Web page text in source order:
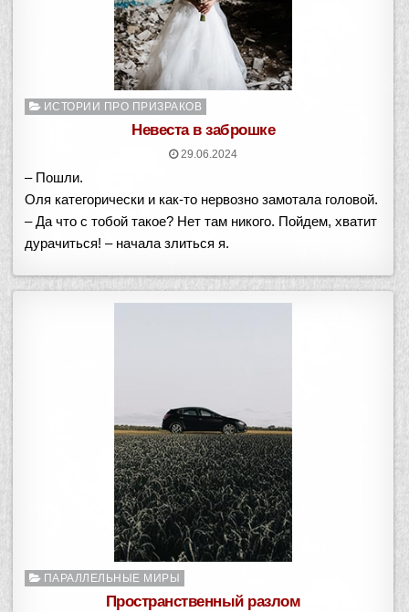
Опубликовано
ИСТОРИИ ПРО ПРИЗРАКОВ
Невеста в заброшке
29.06.2024
– Пошли.
Оля категорически и как-то нервозно замотала головой.
– Да что с тобой такое? Нет там никого. Пойдем, хватит
дурачиться! – начала злиться я.
Опубликовано
ПАРАЛЛЕЛЬНЫЕ МИРЫ
Пространственный разлом